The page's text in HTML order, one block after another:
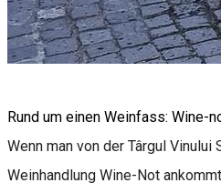
Rund um einen Weinfass: Wine-
Wenn man von der Târgul Vinului
Weinhandlung Wine-Not